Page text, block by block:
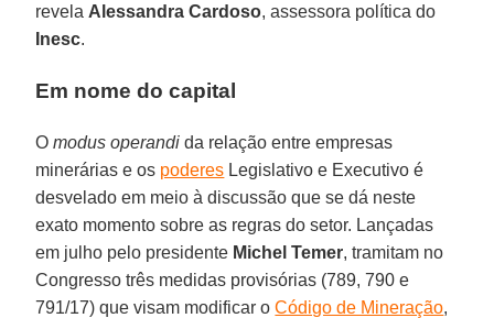
revela Alessandra Cardoso, assessora política do
Inesc.
Em nome do capital
Omodus operandi da relação entre empresas
minerárias e os poderes Legislativo e Executivo é
desvelado em meio à discussão que se dá neste
exato momento sobre as regras do setor. Lançadas
em julho pelo presidente Michel Temer, tramitam no
Congresso três medidas provisórias (789, 790 e
791/17) que visam modificar oCódigo de Mineração,